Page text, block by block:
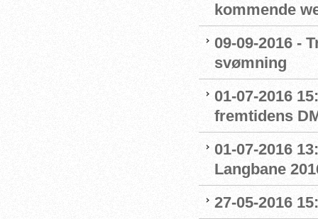
kommende
09-09-2016 -
svømning
01-07-2016
fremtidens
01-07-2016
Langbane
27-05-2016